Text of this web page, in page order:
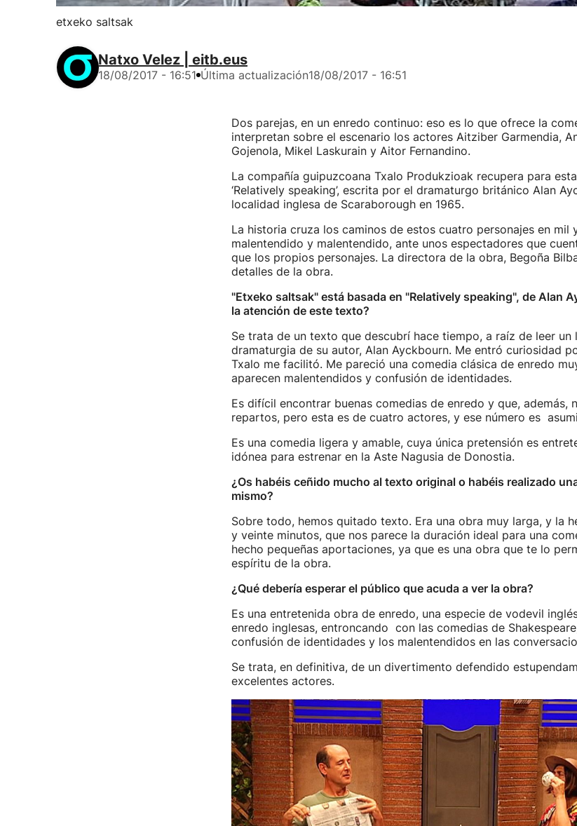
etxeko saltsak
Natxo Velez | eitb.eus
18/08/2017 - 16:51 Última actualización18/08/2017 - 16:51
Dos parejas, en un enredo continuo: eso es lo que ofrece la
interpretan sobre el escenario los actores Aitziber Garmendia,
Gojenola, Mikel Laskurain y Aitor Fernandino.
La compañía guipuzcoana Txalo Produkzioak recupera para
‘Relatively speaking’, escrita por el dramaturgo británico Alan
localidad inglesa de Scaraborough en 1965.
La historia cruza los caminos de estos cuatro personajes en mil
malentendido y malentendido, ante unos espectadores que
que los propios personajes. La directora de la obra, Begoña
detalles de la obra.
"Etxeko saltsak" está basada en "Relatively speaking", de Alan
la atención de este texto?
Se trata de un texto que descubrí hace tiempo, a raíz de leer
dramaturgia de su autor, Alan Ayckbourn. Me entró curiosidad
Txalo me facilitó. Me pareció una comedia clásica de enredo
aparecen malentendidos y confusión de identidades.
Es difícil encontrar buenas comedias de enredo y que, además,
repartos, pero esta es de cuatro actores, y ese número es
Es una comedia ligera y amable, cuya única pretensión es
idónea para estrenar en la Aste Nagusia de Donostia.
¿Os habéis ceñido mucho al texto original o habéis realizado
mismo?
Sobre todo, hemos quitado texto. Era una obra muy larga, y la
y veinte minutos, que nos parece la duración ideal para una
hecho pequeñas aportaciones, ya que es una obra que te lo
espíritu de la obra.
¿Qué debería esperar el público que acuda a ver la obra?
Es una entretenida obra de enredo, una especie de vodevil
enredo inglesas, entroncando con las comedias de
confusión de identidades y los malentendidos en las
Se trata, en definitiva, de un divertimento defendido
excelentes actores.